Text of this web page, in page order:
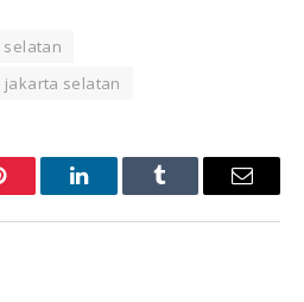
selatan
LinkedInTumblr Email